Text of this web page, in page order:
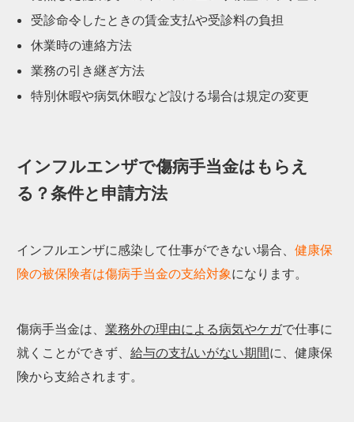
受診命令したときの賃金支払や受診料の負担
休業時の連絡方法
業務の引き継ぎ方法
特別休暇や病気休暇など設ける場合は規定の変更
インフルエンザで傷病手当金はもらえ
る？条件と申請方法
インフルエンザに感染して仕事ができない場合、 健康保
険の被保険者は傷病手当金の支給対象になります。
傷病手当金は、 業務外の理由による病気やケガで仕事に
就くことができず、 給与の支払いがない期間に、健康保
険から支給されます。